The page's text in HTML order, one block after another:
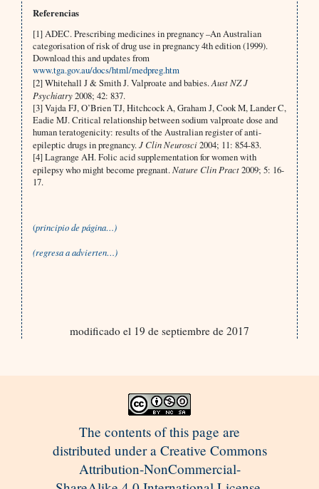
Referencias
[1] ADEC. Prescribing medicines in pregnancy –An Australian
categorisation of risk of drug use in pregnancy 4th edition (1999).
Download this and updates from
www.tga.gov.au/docs/html/medpreg.htm
[2] Whitehall J & Smith J. Valproate and babies.Aust NZ J
Psychiatry2008; 42: 837.
[3] Vajda FJ, O’Brien TJ, Hitchcock A, Graham J, Cook M, Lander C,
Eadie MJ. Critical relationship between sodium valproate dose and
human teratogenicity: results of the Australian register of anti-
epileptic drugs in pregnancy.J Clin Neurosci2004; 11: 854-83.
[4] Lagrange AH. Folic acid supplementation for women with
epilepsy who might become pregnant.Nature Clin Pract2009; 5: 16-
17.
(principio de página…)
(regresa a advierten…)
modificado el 19 de septiembre de 2017
The contents of this page are
distributed under a Creative Commons
Attribution-NonCommercial-